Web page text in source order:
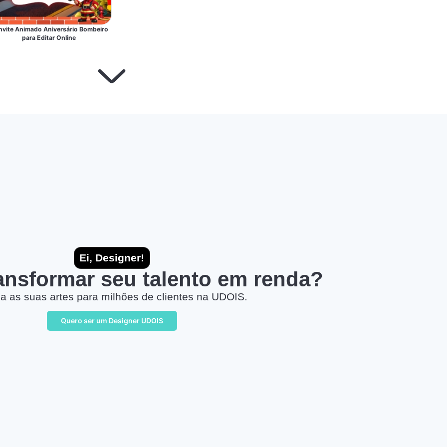
Animado Aniversário Bombeiro
para Editar Online
Ei, Designer!
seu talento em renda?
as suas artes para milhões de clientes na UDOIS.
Quero ser um Designer UDOIS